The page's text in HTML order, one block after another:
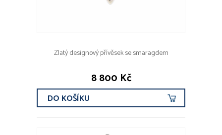
Zlatý designový přívěsek se smaragdem
8 800 Kč
DO KOŠÍKU